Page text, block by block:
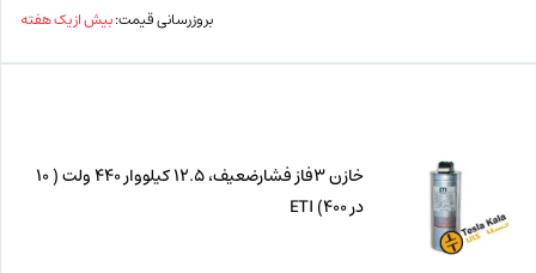
بروزرسانی قیمت:بیش از یک هفته
خازن 3فاز فشارضعیف، 12.5 کیلووار 440 ولت ( 10
در 400) ETI